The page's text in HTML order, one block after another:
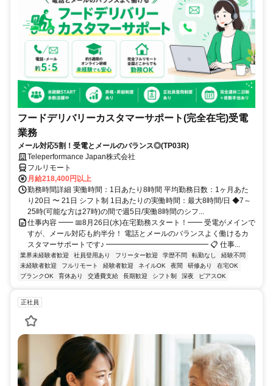
フードデリバリーカスタマーサポート(完全在宅)受電
業務
メール対応5割！受電とメールのバランス◎(TP03R)
Teleperformance Japan株式会社
フルリモート
月給218,400円以上
勤務時間詳細 実働時間：1日あたり8時間 平均勤務日数：1ヶ月あた
り20日 〜 21日 シフト制 1日あたりの実働時間：最大8時間/日 ◆7～
25時(可能な方は27時)の間で週5日/実働8時間のシフ...
仕事内容 ━━ 📅8月26日(水)在宅勤務スタート！━━ 受電がメインで
すが、メール対応も約半分！ 電話とメールのバランスよく働けるカ
スタマーサポートです♪ ━━━━━━━━━━━━━━ 📋 仕事...
業界未経験者歓迎 社員登用あり フリーター歓迎 学歴不問 転勤なし
経験不問
未経験者歓迎
フルリモート 経験者歓迎 ネイルOK 夜間 研修あり
在宅OK
ブランクOK
育休あり 交通費支給 長期歓迎 シフト制 深夜 ピアスOK
正社員